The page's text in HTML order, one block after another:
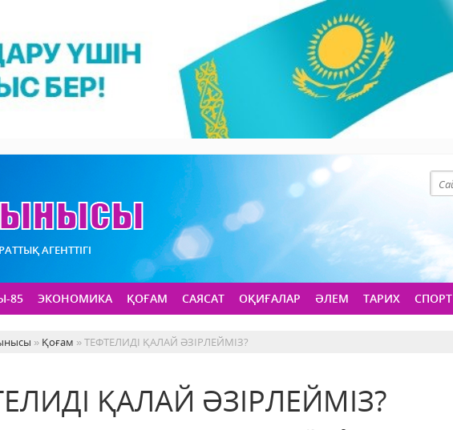
АГЕНТТІГІ
85 ЭКОНОМИКА ҚОҒАМ САЯСАТ ОҚИҒАЛАР ӘЛЕМ ТАРИХ СПОРТ
» Қоғам » ТЕФТЕЛИДІ ҚАЛАЙ ӘЗІРЛЕЙМІЗ?
ҚАЛАЙ ӘЗІРЛЕЙМІЗ?